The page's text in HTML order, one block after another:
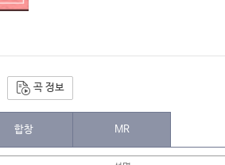
곡 정보
합창 MR